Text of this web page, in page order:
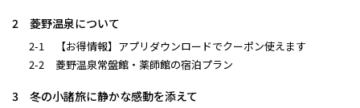
2
菱野温泉について
2-1
【お得情報】アプリダウンロードでクーポン使えます
2-2
菱野温泉常盤館・薬師館の宿泊プラン
3 冬の小諸旅に静かな感動を添えて